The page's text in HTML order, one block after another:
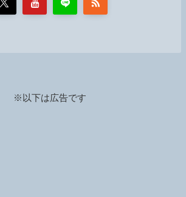
※以下は広告です